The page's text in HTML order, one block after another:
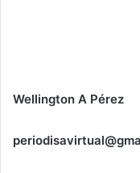
Wellington A Pérez